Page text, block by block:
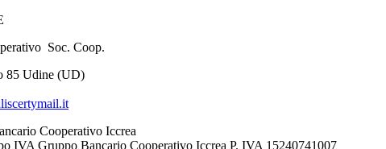
Soc. Coop.
85 Udine (UD)
Cooperativo Iccrea
IVA Gruppo Bancario Cooperativo Iccrea P. IVA 15240741007